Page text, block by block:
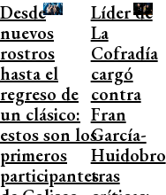
Desde
nuevos
rostros
hasta el
regreso de
un clásico:
estos son los
primeros
participantes
Líder de
La
Cofradía
cargó
contra
Fran
García-
Huidobro
tras